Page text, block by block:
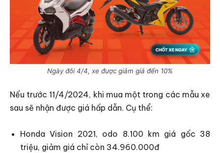
Ngày đôi 4/4, xe được giảm giá đến 10%
Nếu trước 11/4/2024, khi mua một trong các mẫu xe
sau sẽ nhận được giá hấp dẫn. Cụ thể:
Honda Vision 2021, odo 8.100 km giá gốc 38
triệu, giảm giá chỉ còn 34.960.000đ